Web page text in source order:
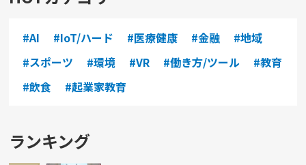
#AI #IoT/ハード #医療健康 #金融
#地域
#スポーツ
#環境 #VR #働き方/ツール
#教育
#飲食
#起業家教育
ランキング